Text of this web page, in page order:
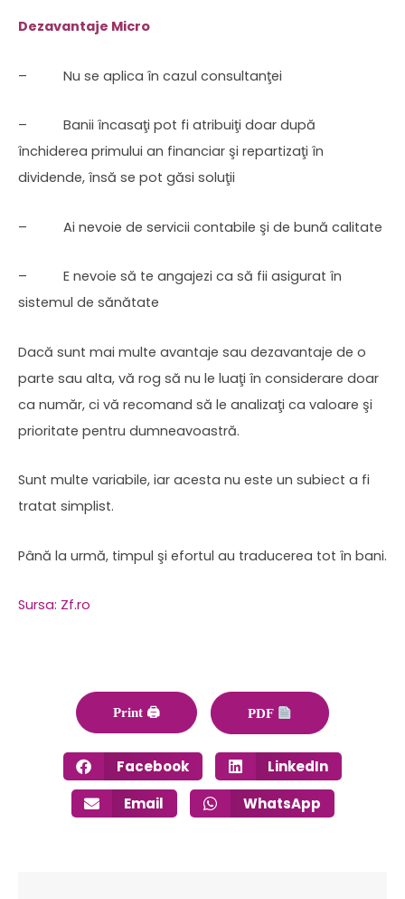
Dezavantaje Micro
– Nu se aplica în cazul consultanţei
– Banii încasaţi pot fi atribuiţi doar după
închiderea primului an financiar şi repartizaţi în
dividende, însă se pot găsi soluţii
– Ai nevoie de servicii contabile şi de bună calitate
– E nevoie să te angajezi ca să fii asigurat în
sistemul de sănătate
Dacă sunt mai multe avantaje sau dezavantaje de o
parte sau alta, vă rog să nu le luaţi în considerare doar
ca număr, ci vă recomand să le analizaţi ca valoare şi
prioritate pentru dumneavoastră.
Sunt multe variabile, iar acesta nu este un subiect a fi
tratat simplist.
Până la urmă, timpul şi efortul au traducerea tot în bani.
Sursa: Zf.ro
Print 🖨 PDF
Facebook
LinkedIn
Email
WhatsApp